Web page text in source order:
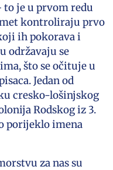
je u prvom redu
kontroliraju prvo
ih pokorava i
održavaju se
što se očituje u
Jedan od
cresko-lošinjskog
Rodskog iz 3.
porijeklo imena
za nas su